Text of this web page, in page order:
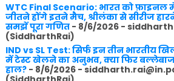
WTC Final Scenario: भारत को
जीतने होंगे इतने मैच, श्रीलंका से सीरीज
समझें पूरा गणित- 8/6/2026-
(SiddharthRai)
IND vs SL Test: सिर्फ इन तीन भारतीय
में टेस्ट खेलने का अनुभव, क्या फिर बल्लेबाजों
हाल?- 8/6/2026-